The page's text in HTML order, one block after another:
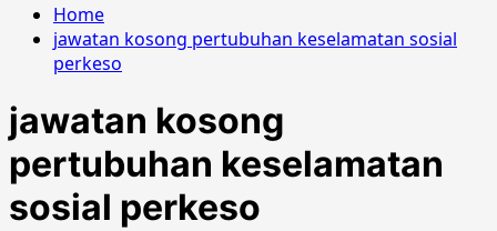
Home
jawatan kosong pertubuhan keselamatan sosial
perkeso
jawatan kosong
pertubuhan keselamatan
sosial perkeso